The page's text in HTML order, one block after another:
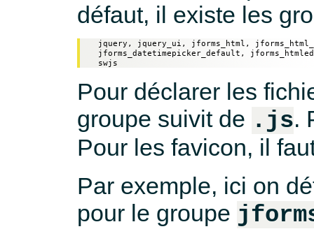
défaut, il existe les
jquery, jquery_ui, jforms_html,
jforms_datetimepicker_default,
  swjs
Pour déclarer les
groupe suivit de .js.
Pour les favicon, il
Par exemple, ici on
pour le groupe